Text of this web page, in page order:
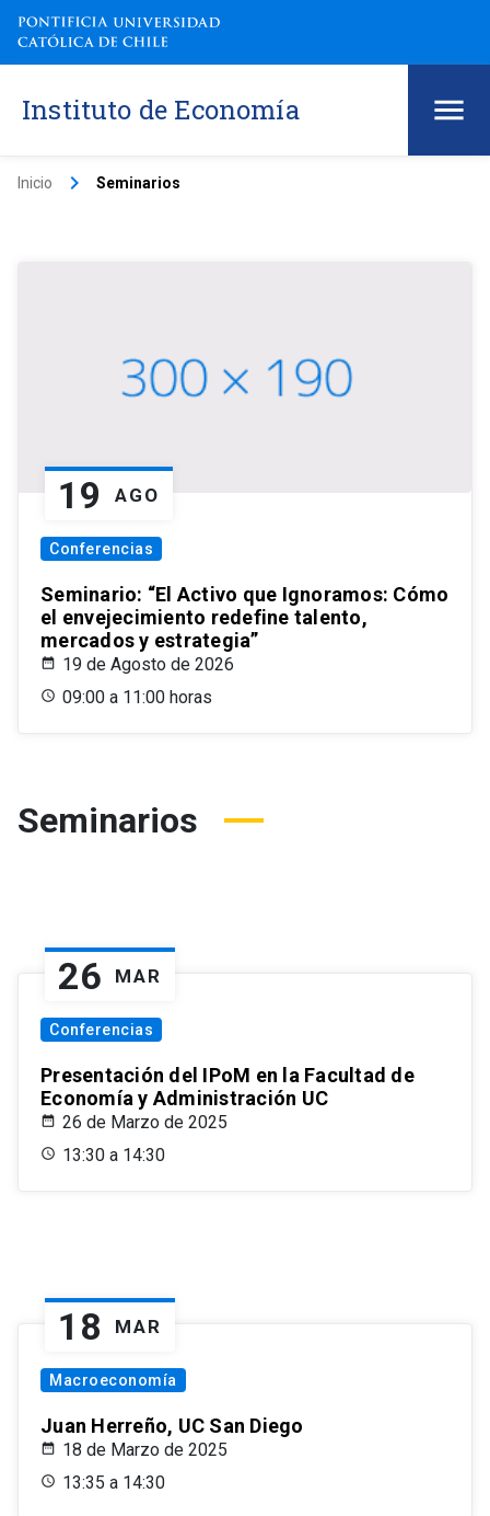
Instituto de Economía
Inicio keyboard_arrow_right Seminarios
19 AGO
Conferencias
Seminario: “El Activo que Ignoramos: Cómo
el envejecimiento redefine talento,
mercados y estrategia”
19 de Agosto de 2026
09:00 a 11:00 horas
Seminarios
26 MAR
Conferencias
Presentación del IPoM en la Facultad de
Economía y Administración UC
26 de Marzo de 2025
13:30 a 14:30
18 MAR
Macroeconomía
Juan Herreño, UC San Diego
18 de Marzo de 2025
13:35 a 14:30